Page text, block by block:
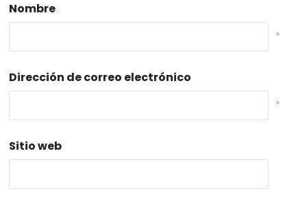
Nombre
*
Dirección de correo electrónico
*
Sitio web